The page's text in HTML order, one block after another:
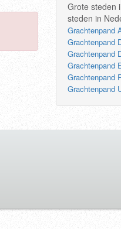
Grote steden
steden in
Grachtenpand
Grachtenpand
Grachtenpand
Grachtenpand
Grachtenpand
Grachtenpand